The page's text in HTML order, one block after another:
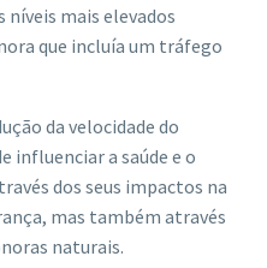
níveis mais elevados
que incluía um tráfego
da velocidade do
influenciar a saúde e o
dos seus impactos na
mas também através
naturais.